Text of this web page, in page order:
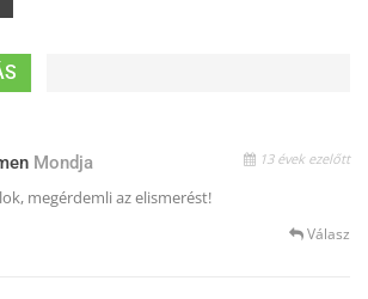
Mondja 13 évek ezelőtt
megérdemli az elismerést!
Válasz